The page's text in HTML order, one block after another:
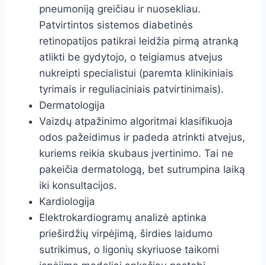
pneumoniją greičiau ir nuosekliau.
Patvirtintos sistemos diabetinės
retinopatijos patikrai leidžia pirmą atranką
atlikti be gydytojo, o teigiamus atvejus
nukreipti specialistui (paremta klinikiniais
tyrimais ir reguliaciniais patvirtinimais).
Dermatologija
Vaizdų atpažinimo algoritmai klasifikuoja
odos pažeidimus ir padeda atrinkti atvejus,
kuriems reikia skubaus įvertinimo. Tai ne
pakeičia dermatologą, bet sutrumpina laiką
iki konsultacijos.
Kardiologija
Elektrokardiogramų analizė aptinka
prieširdžių virpėjimą, širdies laidumo
sutrikimus, o ligonių skyriuose taikomi